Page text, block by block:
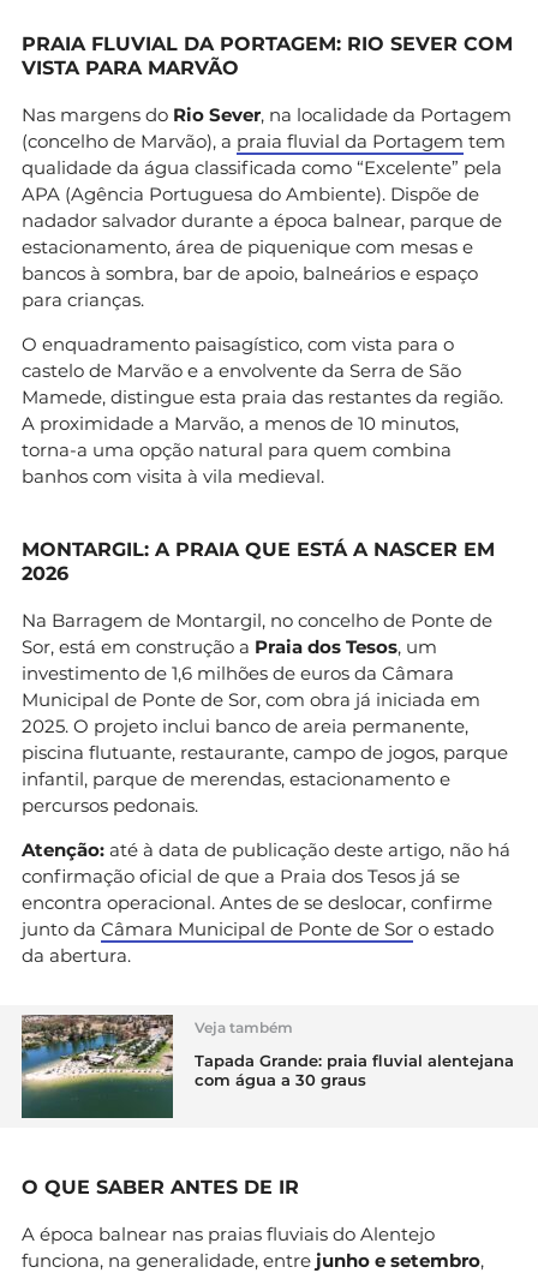
PRAIA FLUVIAL DA PORTAGEM: RIO SEVER COM
VISTA PARA MARVÃO
Nas margens do Rio Sever, na localidade da Portagem
(concelho de Marvão), a praia fluvial da Portagem tem
qualidade da água classificada como “Excelente” pela
APA (Agência Portuguesa do Ambiente). Dispõe de
nadador salvador durante a época balnear, parque de
estacionamento, área de piquenique com mesas e
bancos à sombra, bar de apoio, balneários e espaço
para crianças.
O enquadramento paisagístico, com vista para o
castelo de Marvão e a envolvente da Serra de São
Mamede, distingue esta praia das restantes da região.
A proximidade a Marvão, a menos de 10 minutos,
torna-a uma opção natural para quem combina
banhos com visita à vila medieval.
MONTARGIL: A PRAIA QUE ESTÁ A NASCER EM
2026
Na Barragem de Montargil, no concelho de Ponte de
Sor, está em construção a Praia dos Tesos, um
investimento de 1,6 milhões de euros da Câmara
Municipal de Ponte de Sor, com obra já iniciada em
2025. O projeto inclui banco de areia permanente,
piscina flutuante, restaurante, campo de jogos, parque
infantil, parque de merendas, estacionamento e
percursos pedonais.
Atenção: até à data de publicação deste artigo, não há
confirmação oficial de que a Praia dos Tesos já se
encontra operacional. Antes de se deslocar, confirme
junto da Câmara Municipal de Ponte de Sor o estado
da abertura.
Veja também
Tapada Grande: praia fluvial alentejana
com água a 30 graus
O QUE SABER ANTES DE IR
A época balnear nas praias fluviais do Alentejo
funciona, na generalidade, entre junho e setembro,